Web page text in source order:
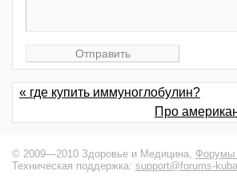
« где купить иммуноглобулин?
Про
© 2009—2010 Здоровье и Медицина, Форумы
Техническая поддержка: support@forums-